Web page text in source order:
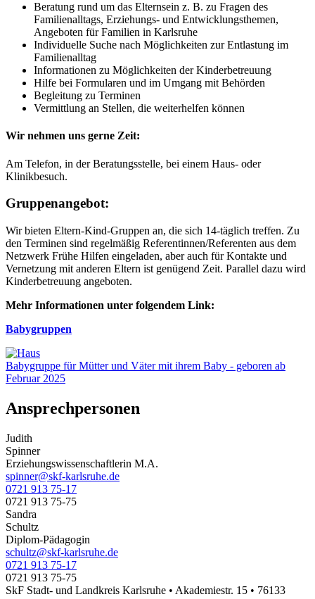
Beratung rund um das Elternsein z. B. zu Fragen des
Familienalltags, Erziehungs- und Entwicklungsthemen,
Angeboten für Familien in Karlsruhe
Individuelle Suche nach Möglichkeiten zur Entlastung im
Familienalltag
Informationen zu Möglichkeiten der Kinderbetreuung
Hilfe bei Formularen und im Umgang mit Behörden
Begleitung zu Terminen
Vermittlung an Stellen, die weiterhelfen können
Wir nehmen uns gerne Zeit:
Am Telefon, in der Beratungsstelle, bei einem Haus- oder
Klinikbesuch.
Gruppenangebot:
Wir bieten Eltern-Kind-Gruppen an, die sich 14-täglich treffen. Zu
den Terminen sind regelmäßig Referentinnen/Referenten aus dem
Netzwerk Frühe Hilfen eingeladen, aber auch für Kontakte und
Vernetzung mit anderen Eltern ist genügend Zeit. Parallel dazu wird
Kinderbetreuung angeboten.
Mehr Informationen unter folgendem Link:
Babygruppen
Babygruppe für Mütter und Väter mit ihrem Baby - geboren ab
Februar 2025
Ansprechpersonen
Judith
Spinner
Erziehungswissenschaftlerin M.A.
spinner@skf-karlsruhe.de
0721 913 75-17
0721 913 75-75
Sandra
Schultz
Diplom-Pädagogin
schultz@skf-karlsruhe.de
0721 913 75-17
0721 913 75-75
SkF Stadt- und Landkreis Karlsruhe • Akademiestr. 15 • 76133